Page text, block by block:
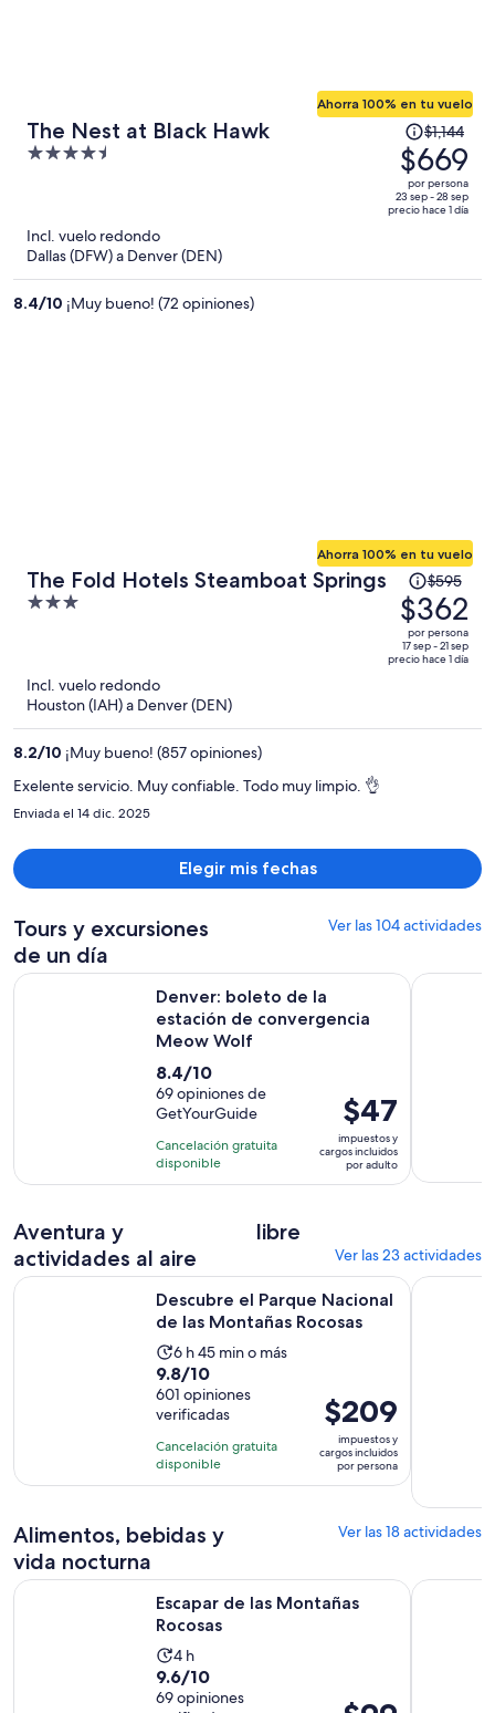
The Nest at Black Hawk
4.5
Ahorra 100% en tu vuelo
El
precio
era
de
$1,144
$1,144
$669
por persona
23 sep - 28 sep
precio hace 1 día
Incl. vuelo redondo
Dallas (DFW) a Denver (DEN)
8.4/10 ¡Muy bueno! (72 opiniones)
The Fold Hotels Steamboat Springs
3
5
Ahorra 100% en tu vuelo
El
precio
era
de
$595
$595
$362
por persona
17 sep - 21 sep
precio hace 1 día
Incl. vuelo redondo
Houston (IAH) a Denver (DEN)
8.2/10 ¡Muy bueno! (857 opiniones)
Exelente servicio. Muy confiable. Todo muy limpio. 👌
Enviada el 14 dic. 2025
Elegir mis fechas
Tours y excursiones
de un día
Ver las 104 actividades
Denver: boleto de la
estación de convergencia
Meow Wolf
8.4
de
10
con
69
opiniones
8.4/10
69 opiniones de
GetYourGuide
Cancelación gratuita
disponible
El
precio
es
de
$47
impuestos y
cargos incluidos
por adulto
Denver: boleto de la estación de convergencia Meow Wolf
Descubre
Aventura y
actividades al aire
libre
Ver las 23 actividades
Descubre el Parque Nacional
de las Montañas Rocosas
La
actividad
dura
6
horas
y
45
6 h 45 min o más
9.8
de
10
con
601
opiniones
9.8/10
601 opiniones
verificadas
Cancelación gratuita
disponible
El
precio
es
de
por
persona
$209
impuestos y
cargos incluidos
por persona
Descubre el Parque Nacional de las Montañas RocosasDenver:
Alimentos, bebidas y
vida nocturna
Ver las 18 actividades
Escapar de las Montañas
Rocosas
La
actividad
dura
4 h
9.6
de
9.6/10
69 opiniones
El
Escapar de las Montañas Rocosas Se abrirá en una nueva
El